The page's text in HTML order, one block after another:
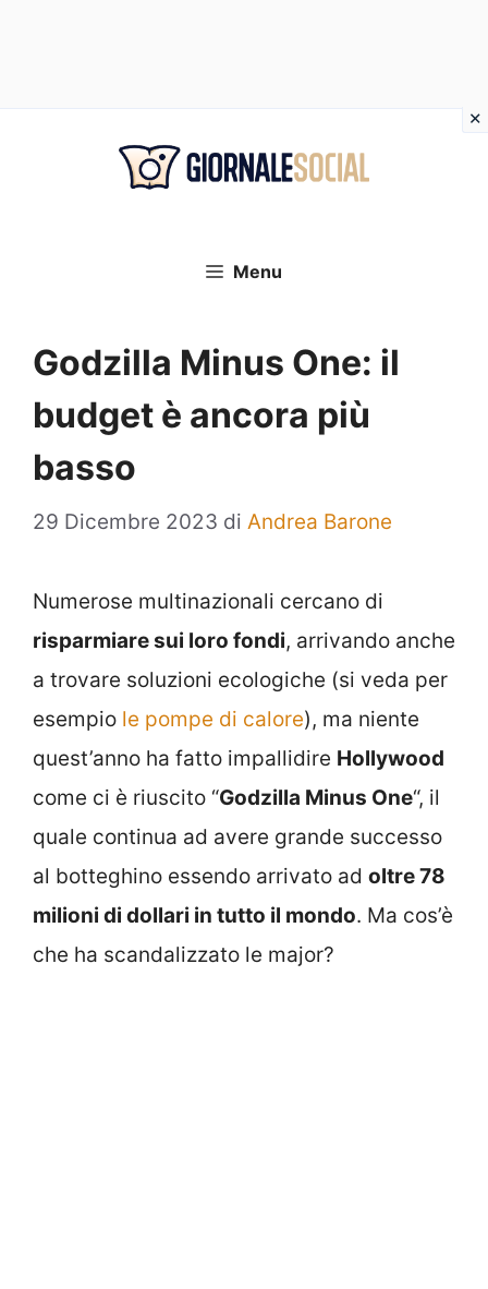
Menu
Godzilla Minus One: il
budget è ancora più
basso
29 Dicembre 2023 di Andrea Barone
Numerose multinazionali cercano di
risparmiare sui loro fondi, arrivando anche
a trovare soluzioni ecologiche (si veda per
esempio le pompe di calore), ma niente
quest’anno ha fatto impallidire Hollywood
come ci è riuscito “Godzilla Minus One“, il
quale continua ad avere grande successo
al botteghino essendo arrivato ad oltre 78
milioni di dollari in tutto il mondo. Ma cos’è
che ha scandalizzato le major?